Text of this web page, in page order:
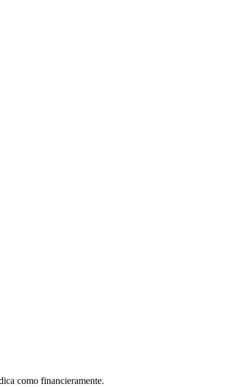
como financieramente.